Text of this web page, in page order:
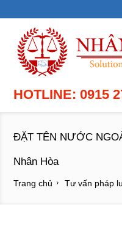
HOTLINE: 0915
ĐẶT TÊN NƯỚC
Nhân Hòa
Trang chủ Tư vấn pháp